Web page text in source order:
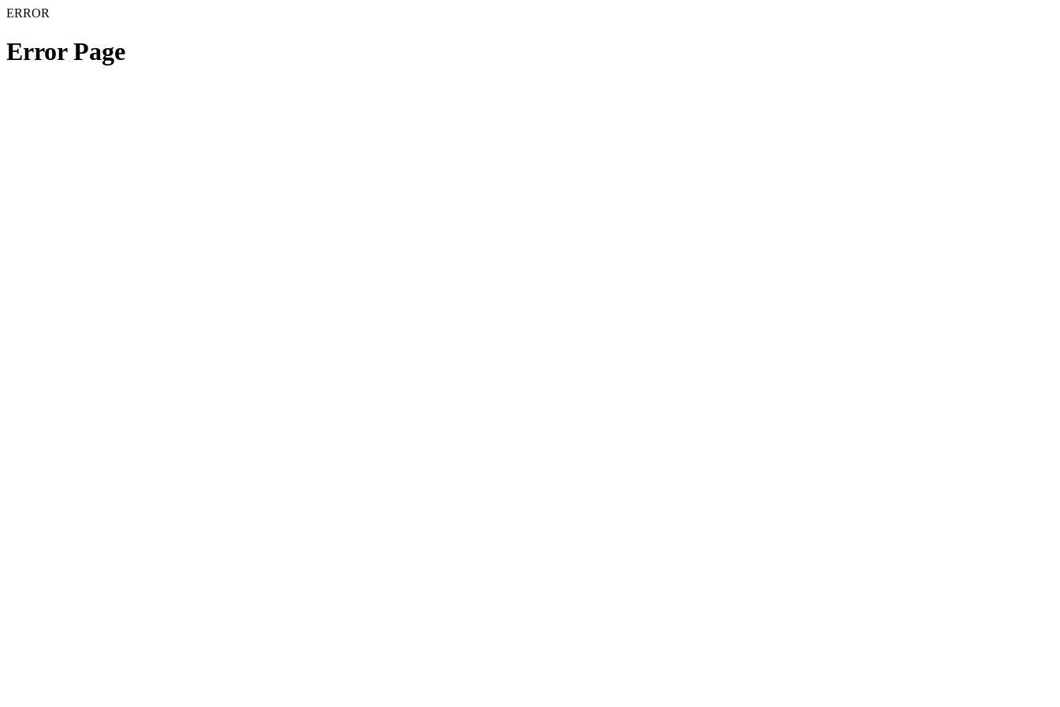
ERROR
Error Page